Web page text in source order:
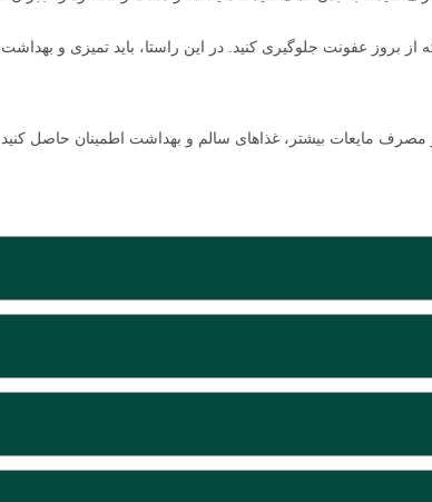
بروز عفونت جلوگیری کنید. در این راستا، باید تمیزی و بهداشت
مایعات بیشتر، غذاهای سالم و بهداشت اطمینان حاصل کنید.
بهداشتی، قبل از انجام حجامت، با پزشک خود مشورت
می‌تواند برای برخی افراد با بیماری‌های قلبی خطرناک
سرد خودداری کنید. بهتر است از آب گرم یا ملايم استفاده کنید
می‌کند، بنابراین باید از صابون و شامپوی مناسبی استفاده
به مدت چند روز از رابطه جنسی خودداری کنند اما این